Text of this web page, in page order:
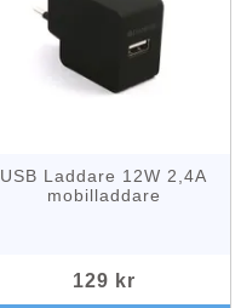
USB Laddare 12W 2,4A
mobilladdare
129 kr